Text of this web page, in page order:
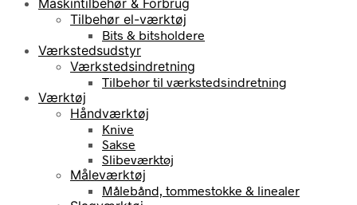
Tilbehør el-værktøj
Bits & bitsholdere
Værkstedsudstyr
Værkstedsindretning
Tilbehør til værkstedsindretning
Værktøj
Håndværktøj
Knive
Sakse
Slibeværktøj
Måleværktøj
Målebånd, tommestokke & linealer